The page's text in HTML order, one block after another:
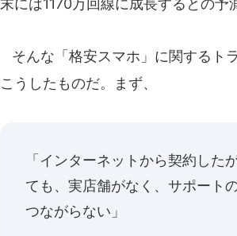
末には1170万回線に成長するとの予
そんな「格安スマホ」に関するト
こうしたものだ。まず、
「インターネットから契約した
ても、実店舗がなく、サポート
つながらない」